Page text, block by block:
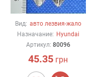
Вид: авто лезвия-жало
Назначание: Hyundai
Артикул: 80096
45.35 грн